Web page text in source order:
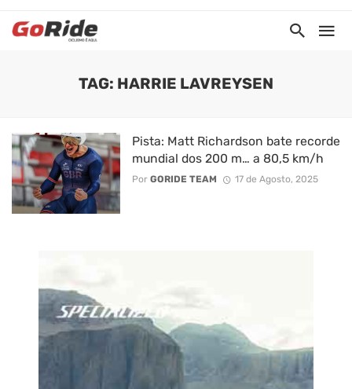
TAG: HARRIE LAVREYSEN
Pista: Matt Richardson bate recorde
mundial dos 200 m… a 80,5 km/h
Por GORIDE TEAM 17 de Agosto, 2025